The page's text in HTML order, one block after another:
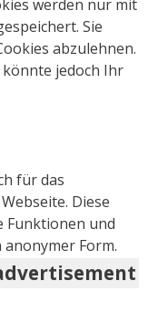
werden nur mit
Sie
abzulehnen.
jedoch Ihr
für das
Diese
Funktionen und
Form.